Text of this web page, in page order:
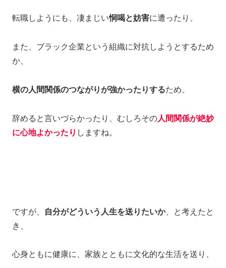
転職しようにも、凄まじい恫喝と妨害に遭ったり、
また、ブラック企業という組織に対抗しようとするため
か、
横の人間関係のつながりが強かったりするため、
辞めると言いづらかったり、むしろその人間関係が絶妙
に心地よかったり しますね。
ですが、 自分がどういう人生を送りたいか、と考えたと
き、
心身ともに健康に、家族とともに文化的な生活を送り、